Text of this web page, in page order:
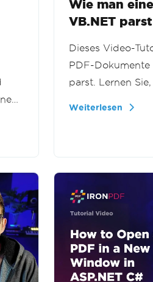
Wie man
VB.NET
Dieses Video-
PDF-Dokumente
parst. Lernen
Weiterlesen